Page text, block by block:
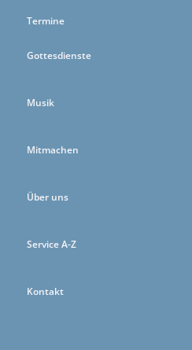
Termine
Gottesdienste
Musik
Mitmachen
Über uns
Service A-Z
Kontakt